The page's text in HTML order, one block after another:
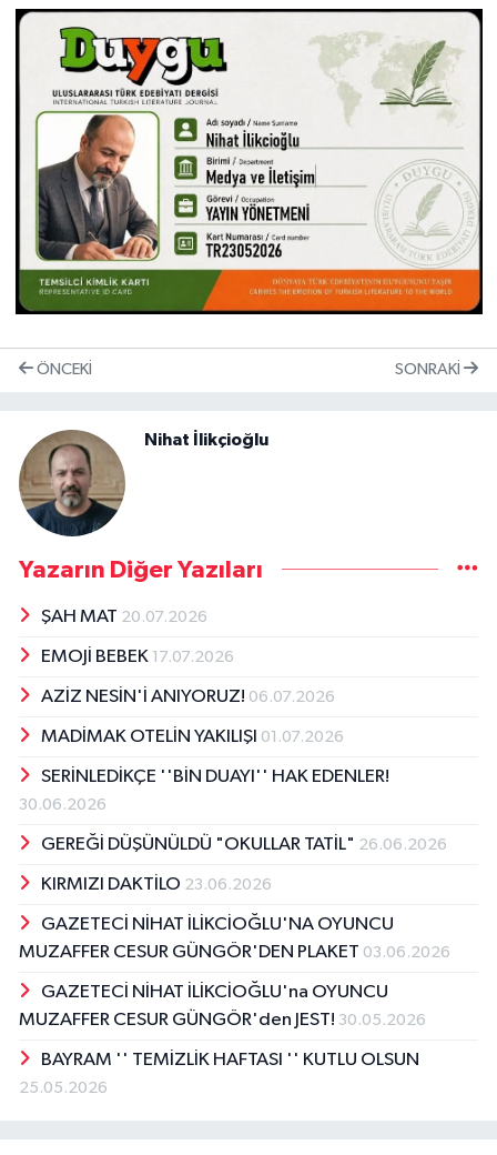
ÖNCEKI SONRAKI
Nihat İlikçioğlu
Yazarın Diğer Yazıları
ŞAH MAT 20.07.2026
EMOJİ BEBEK 17.07.2026
AZİZ NESİN'İ ANIYORUZ! 06.07.2026
MADİMAK OTELİN YAKILIŞI 01.07.2026
SERİNLEDİKÇE ''BİN DUAYI'' HAK EDENLER!
30.06.2026
GEREĞİ DÜŞÜNÜLDÜ "OKULLAR TATİL" 26.06.2026
KIRMIZI DAKTİLO 23.06.2026
GAZETECİ NİHAT İLİKCİOĞLU'NA OYUNCU
MUZAFFER CESUR GÜNGÖR'DEN PLAKET 03.06.2026
GAZETECİ NİHAT İLİKCİOĞLU'na OYUNCU
MUZAFFER CESUR GÜNGÖR'den JEST! 30.05.2026
BAYRAM '' TEMİZLİK HAFTASI '' KUTLU OLSUN
25.05.2026